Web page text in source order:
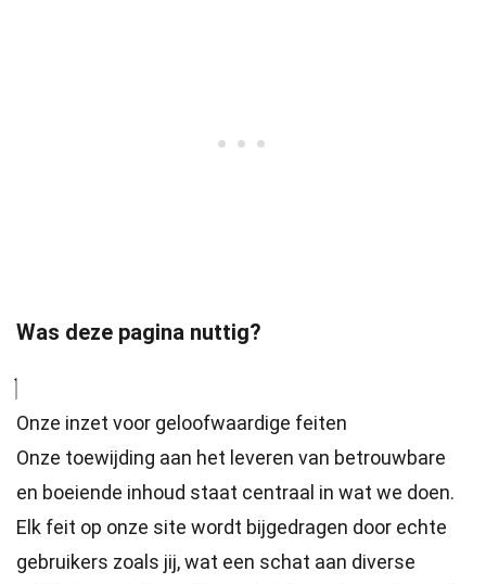
Was deze pagina nuttig?
Onze inzet voor geloofwaardige feiten
Onze toewijding aan het leveren van betrouwbare
en boeiende inhoud staat centraal in wat we doen.
Elk feit op onze site wordt bijgedragen door echte
gebruikers zoals jij, wat een schat aan diverse